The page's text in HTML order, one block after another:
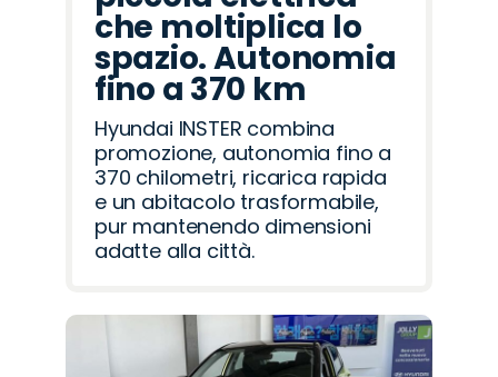
che moltiplica lo
spazio. Autonomia
fino a 370 km
Hyundai INSTER combina
promozione, autonomia fino a
370 chilometri, ricarica rapida
e un abitacolo trasformabile,
pur mantenendo dimensioni
adatte alla città.